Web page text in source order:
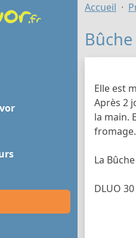
Accueil
Elle est
Après 2
la main.
fromage.
La
DLUO